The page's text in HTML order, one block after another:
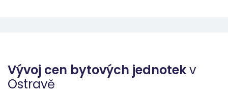
Vývoj cen bytových jednotekv
Ostravě